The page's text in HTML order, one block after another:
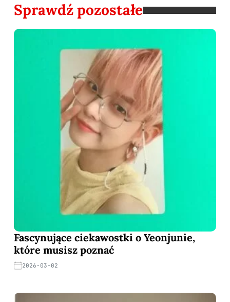
Sprawdź pozostałe
Fascynujące ciekawostki o Yeonjunie,
które musisz poznać
2026-03-02